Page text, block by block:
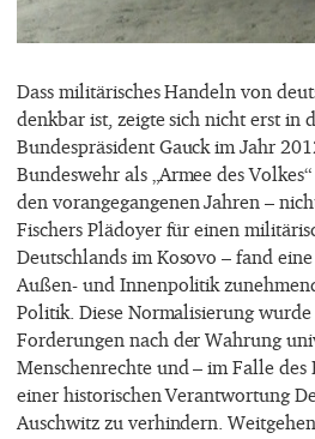
Dass militärisches Handeln von
denkbar ist, zeigte sich nicht erst in
Bundespräsident Gauck im Jahr
Bundeswehr als „Armee des
den vorangegangenen Jahren –
Fischers Plädoyer für einen
Deutschlands im Kosovo – fand
Außen- und Innenpolitik
Politik. Diese Normalisierung
Forderungen nach der Wahrung
Menschenrechte und – im Falle
einer historischen Verantwortung
Auschwitz zu verhindern.